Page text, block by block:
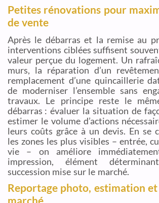
Petites rénovations pour
de vente
Après le débarras et la remise au
interventions ciblées suffisent
valeur perçue du logement. Un
murs, la réparation d’un
remplacement d’une quincaillerie
de moderniser l’ensemble sans
travaux. Le principe reste le
débarras : évaluer la situation de
estimer le volume d’actions
leurs coûts grâce à un devis. En se
les zones les plus visibles – entrée,
vie – on améliore
impression, élément
succession mise sur le marché.
Reportage photo, estimation